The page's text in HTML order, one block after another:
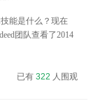
能是什么？现在
团队查看了2014
已有322 人围观